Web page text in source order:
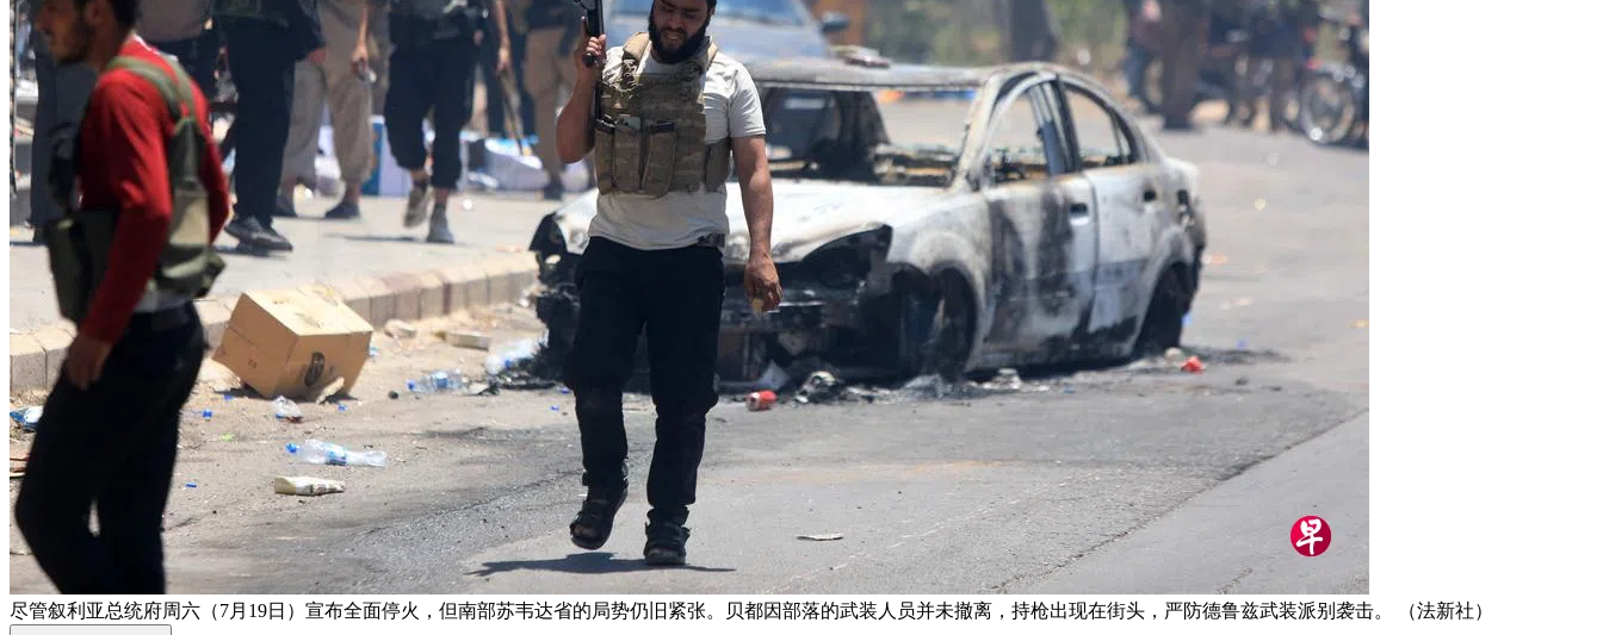
尽管叙利亚总统府周六（7月19日）宣布全面停火，但南部苏韦达省的局势仍旧紧张。贝都因部落的武装人员并未撤离，持枪出现在街头，严防德鲁兹武装派别袭击。 （法新社）